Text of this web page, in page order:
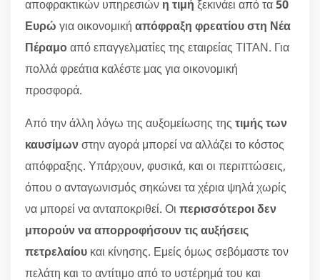
αποφρακτικών υπηρεσιών η τιμή ξεκινάει από τα50
Ευρώ για οικονομική απόφραξη φρεατίου στη Νέα
Πέραμοαπό επαγγελματίες της εταιρείας ΤΙΤΑΝ. Για
πολλά φρεάτια καλέστε μας για οικονομική
προσφορά.
Από την άλλη λόγω της αυξομείωσης της τιμής των
καυσίμωνστην αγορά μπορεί να αλλάζει το κόστος
απόφραξης. Υπάρχουν, φυσικά, και οι περιπτώσεις,
όπου ο ανταγωνισμός σηκώνει τα χέρια ψηλά χωρίς
να μπορεί να ανταποκριθεί. Οι περισσότεροι δεν
μπορούν να απορροφήσουν τις αυξήσεις
πετρελαίου και κίνησης. Εμείς όμως σεβόμαστε τον
πελάτη και το αντίτιμο από το υστέρημά του και